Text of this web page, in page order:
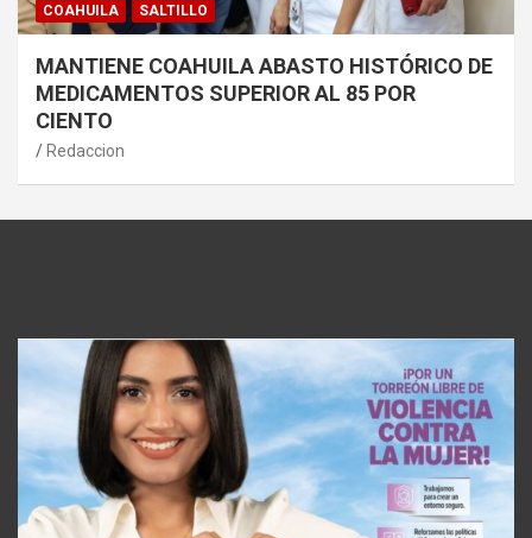
COAHUILA SALTILLO
MANTIENE COAHUILA ABASTO HISTÓRICO DE
MEDICAMENTOS SUPERIOR AL 85 POR
CIENTO
Redaccion